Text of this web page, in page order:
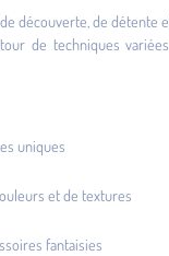
découverte, de détente
de techniques
uniques
et de textures
fantaisies